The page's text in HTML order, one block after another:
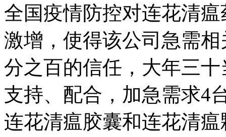
全国疫情防控对连花清
激增，使得该公司急需
分之百的信任，大年三
支持、配合，加急需求4
连花清瘟胶囊和连花清